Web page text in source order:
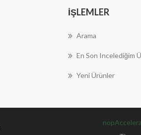
İŞLEMLER
Arama
En Son Incelediğim
Yeni Ürünler